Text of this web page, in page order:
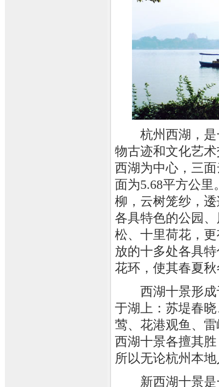
杭州西湖，是
物古迹和文化艺
西湖为中心，三
面为5.68平方公
柳，云树笼纱，
各具特色的公园
松、十里荷花，
放的十多处各具
花环，使其春夏
西湖十景形成
于湖上：苏堤春
莺、花港观鱼、
西湖十景各擅其
所以无论杭州本
新西湖十景是